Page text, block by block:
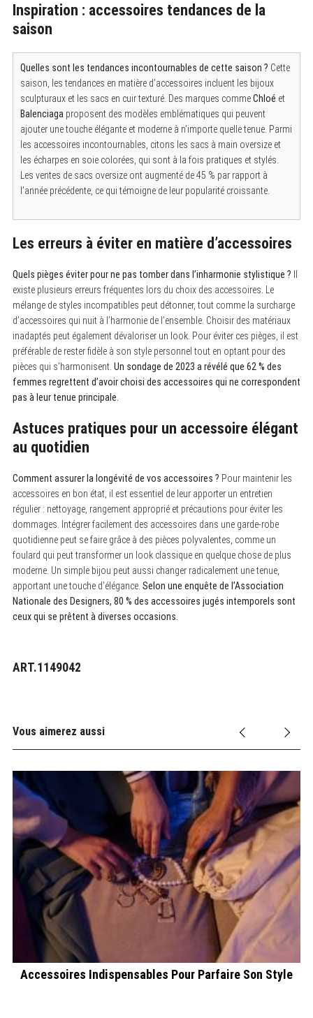
Inspiration : accessoires tendances de la
saison
Quelles sont les tendances incontournables de cette saison ? Cette
saison, les tendances en matière d’accessoires incluent les bijoux
sculpturaux et les sacs en cuir texturé. Des marques commeChloé et
Balenciaga proposent des modèles emblématiques qui peuvent
ajouter une touche élégante et moderne à n’importe quelle tenue. Parmi
les accessoires incontournables, citons les sacs à main oversize et
les écharpes en soie colorées, qui sont à la fois pratiques et stylés.
Les ventes de sacs oversize ont augmenté de 45 % par rapport à
l’année précédente, ce qui témoigne de leur popularité croissante.
Les erreurs à éviter en matière d’accessoires
Quels pièges éviter pour ne pas tomber dans l’inharmonie stylistique ?
existe plusieurs erreurs fréquentes lors du choix des accessoires. Le
mélange de styles incompatibles peut détonner, tout comme la surcharge
d’accessoires qui nuit à l’harmonie de l’ensemble. Choisir des matériaux
inadaptés peut également dévaloriser un look. Pour éviter ces pièges, il est
préférable de rester fidèle à son style personnel tout en optant pour des
pièces qui s’harmonisent. Un sondage de 2023 a révélé que 62 % des
femmes regrettent d’avoir choisi des accessoires qui ne correspondent
pas à leur tenue principale.
Astuces pratiques pour un accessoire élégant
au quotidien
Comment assurer la longévité de vos accessoires ? Pour maintenir les
accessoires en bon état, il est essentiel de leur apporter un entretien
régulier : nettoyage, rangement approprié et précautions pour éviter les
dommages. Intégrer facilement des accessoires dans une garde-robe
quotidienne peut se faire grâce à des pièces polyvalentes, comme un
foulard qui peut transformer un look classique en quelque chose de plus
moderne. Un simple bijou peut aussi changer radicalement une tenue,
apportant une touche d’élégance. Selon une enquête de l’Association
Nationale des Designers, 80 % des accessoires jugés intemporels sont
ceux qui se prêtent à diverses occasions.
ART.1149042
Vous aimerez aussi
Accessoires Indispensables Pour Parfaire Son Style